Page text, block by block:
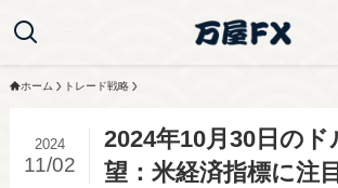
ホーム トレード戦略
2024年10月30日のド
望：米経済指標に注目
2024
11/02